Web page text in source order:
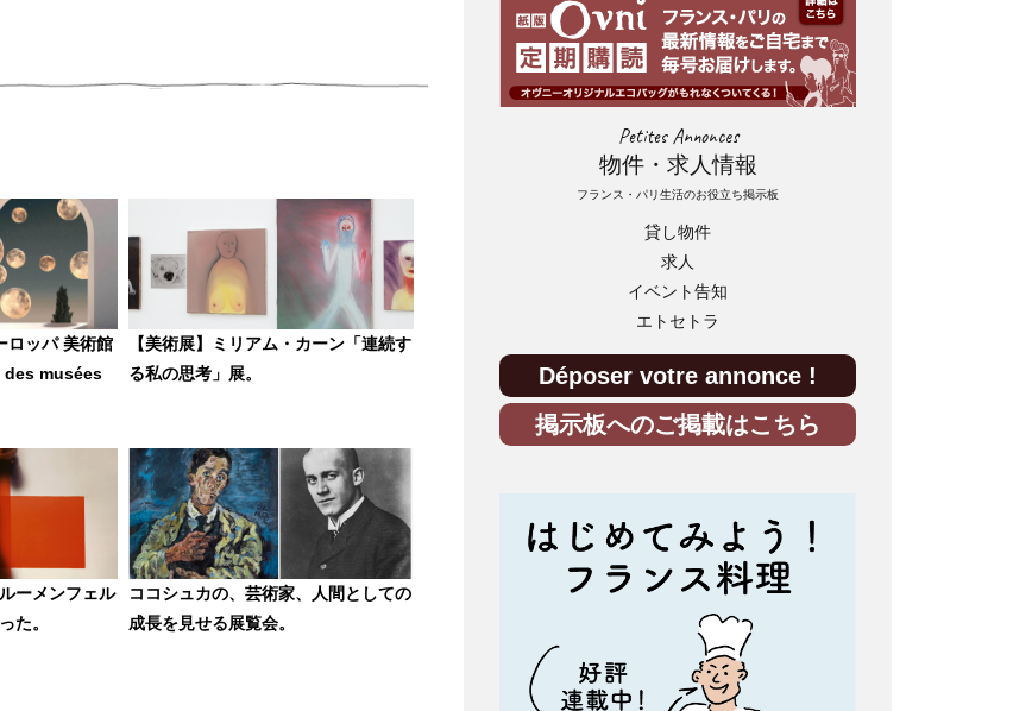
ロッパ 美術館
des musées
【美術展】ミリアム・カーン「連続す
る私の思考」展。
ーメンフェル
た。
ココシュカの、芸術家、人間としての
成長を見せる展覧会。
Petites Annonces
物件・求人情報
フランス・パリ生活のお役立ち掲示板
貸し物件
求人
イベント告知
エトセトラ
Déposer votre annonce !
掲示板へのご掲載はこちら